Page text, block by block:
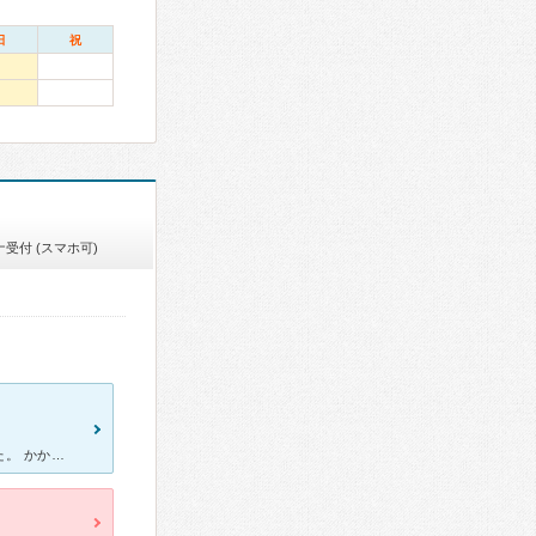
祝
受付 (スマホ可)